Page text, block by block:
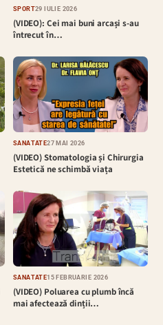
SPORT29 IULIE 2026
(VIDEO): Cei mai buni arcași s-au
întrecut în…
SĂNĂTATE27 MAI 2026
(VIDEO) Stomatologia și Chirurgia
Estetică ne schimbă viața
SĂNĂTATE15 FEBRUARIE 2026
(VIDEO) Poluarea cu plumb încă
mai afectează dinții…